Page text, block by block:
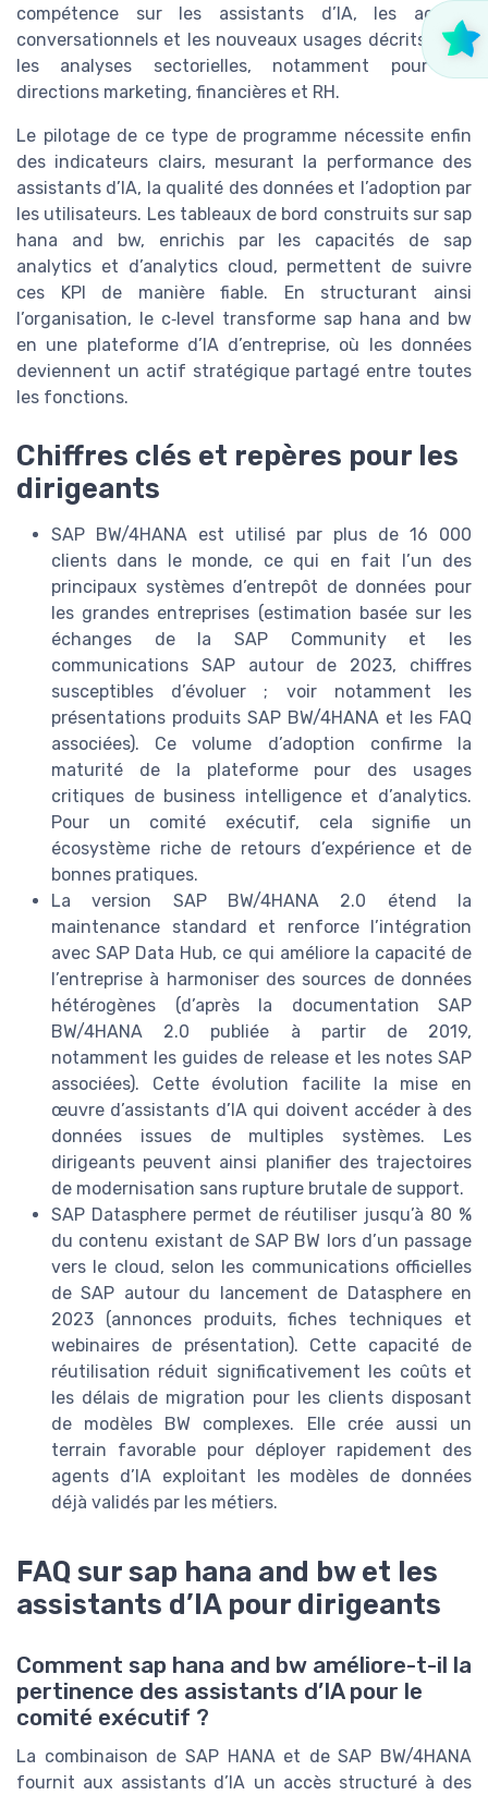
compétence sur les assistants d’IA, les agents
conversationnels et les nouveaux usages décrits dans
les analyses sectorielles, notamment pour les
directions marketing, financières et RH.
Le pilotage de ce type de programme nécessite enfin
des indicateurs clairs, mesurant la performance des
assistants d’IA, la qualité des données et l’adoption par
les utilisateurs. Les tableaux de bord construits sur sap
hana and bw, enrichis par les capacités de sap
analytics et d’analytics cloud, permettent de suivre
ces KPI de manière fiable. En structurant ainsi
l’organisation, le c‑level transforme sap hana and bw
en une plateforme d’IA d’entreprise, où les données
deviennent un actif stratégique partagé entre toutes
les fonctions.
Chiffres clés et repères pour les
dirigeants
SAP BW/4HANA est utilisé par plus de 16 000
clients dans le monde, ce qui en fait l’un des
principaux systèmes d’entrepôt de données pour
les grandes entreprises (estimation basée sur les
échanges de la SAP Community et les
communications SAP autour de 2023, chiffres
susceptibles d’évoluer ; voir notamment les
présentations produits SAP BW/4HANA et les FAQ
associées). Ce volume d’adoption confirme la
maturité de la plateforme pour des usages
critiques de business intelligence et d’analytics.
Pour un comité exécutif, cela signifie un
écosystème riche de retours d’expérience et de
bonnes pratiques.
La version SAP BW/4HANA 2.0 étend la
maintenance standard et renforce l’intégration
avec SAP Data Hub, ce qui améliore la capacité de
l’entreprise à harmoniser des sources de données
hétérogènes (d’après la documentation SAP
BW/4HANA 2.0 publiée à partir de 2019,
notamment les guides de release et les notes SAP
associées). Cette évolution facilite la mise en
œuvre d’assistants d’IA qui doivent accéder à des
données issues de multiples systèmes. Les
dirigeants peuvent ainsi planifier des trajectoires
de modernisation sans rupture brutale de support.
SAP Datasphere permet de réutiliser jusqu’à 80 %
du contenu existant de SAP BW lors d’un passage
vers le cloud, selon les communications officielles
de SAP autour du lancement de Datasphere en
2023 (annonces produits, fiches techniques et
webinaires de présentation). Cette capacité de
réutilisation réduit significativement les coûts et
les délais de migration pour les clients disposant
de modèles BW complexes. Elle crée aussi un
terrain favorable pour déployer rapidement des
agents d’IA exploitant les modèles de données
déjà validés par les métiers.
FAQ sur sap hana and bw et les
assistants d’IA pour dirigeants
Comment sap hana and bw améliore-t-il la
pertinence des assistants d’IA pour le
comité exécutif ?
La combinaison de SAP HANA et de SAP BW/4HANA
fournit aux assistants d’IA un accès structuré à des